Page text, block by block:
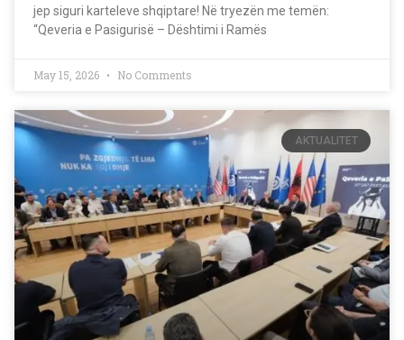
jep siguri karteleve shqiptare! Në tryezën me temën:
“Qeveria e Pasigurisë – Dështimi i Ramës
May 15, 2026 No Comments
AKTUALITET